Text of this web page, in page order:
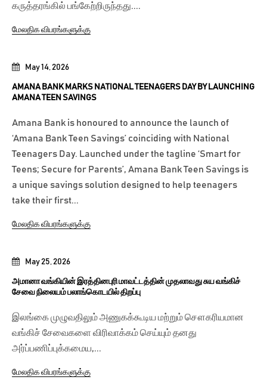
May 25, 2026
அமானா வங்கியின் இரத்தினபுரி மாவட்டத்தின் முதலாவது சுய வங்கிச்
சேவை நிலையம் பலாங்கொடயில் திறப்பு
இலங்கை முழுவதிலும் அணுகக்கூடிய மற்றும் சௌகரியமான
வங்கிச் சேவைகளை விரிவாக்கம் செய்யும் தனது
அர்ப்பணிப்புக்கமைய,...
மேலதிக விபரங்களுக்கு
May 14, 2026
AMANA BANK MARKS NATIONAL TEENAGERS DAY BY LAUNCHING
AMANA TEEN SAVINGS
Amana Bank is honoured to announce the launch of
‘Amana Bank Teen Savings’ coinciding with National
Teenagers Day. Launched under the tagline ‘Smart for
Teens; Secure for Parents’, Amana Bank Teen Savings is
a unique savings solution designed to help teenagers
take their first...
மேலதிக விபரங்களுக்கு
கருத்தரங்கில் பங்கேற்றிருந்தது....
மேலதிக விபரங்களுக்கு